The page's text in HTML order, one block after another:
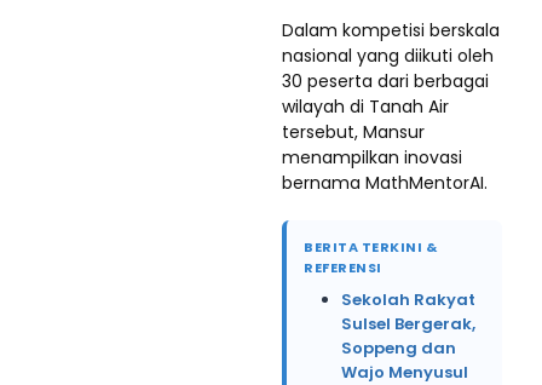
Dalam kompetisi berskala
nasional yang diikuti oleh
30 peserta dari berbagai
wilayah di Tanah Air
tersebut, Mansur
menampilkan inovasi
bernama MathMentorAI.
BERITA TERKINI &
REFERENSI
Sekolah Rakyat
Sulsel Bergerak,
Soppeng dan
Wajo Menyusul